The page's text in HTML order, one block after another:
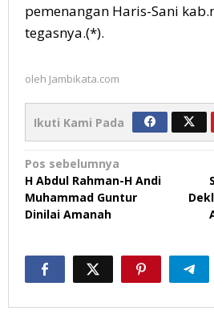
pemenangan Haris-Sani
tegasnya.(*).
oleh Jambikata.com
Ikuti Kami Pada
Navigasi
pos
Pos sebelumnya
H Abdul Rahman-H Andi
Muhammad Guntur
Dinilai Amanah